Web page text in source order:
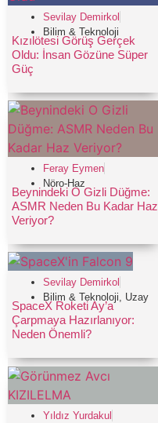
Sevilay Demirkol
Bilim & Teknoloji
Kızılötesi Görüş Gerçek
Oldu: İnsan Gözüne Süper
Güç
Feray Eymen
Nöro-Haz
Beynindeki O Gizli Düğme:
ASMR Neden Bu Kadar Haz
Veriyor?
Sevilay Demirkol
Bilim & Teknoloji, Uzay
SpaceX Roketi Ay’a
Çarpmaya Hazırlanıyor:
Neden Önemli?
Yıldız Yurdakul